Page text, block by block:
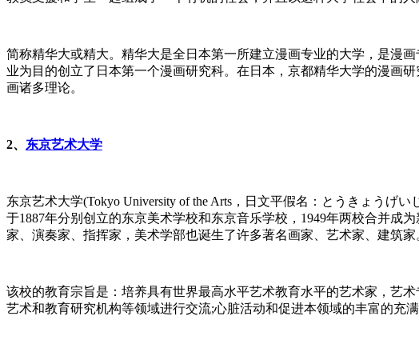
简称精华大或精大。精华大是全日本第一所建立漫画专业的大学，是漫
业为目的创立了日本第一个漫画研究科。在日本，京都精华大学的漫画
画诸多理论。
2、 东京艺术大学
东京艺术大学(Tokyo University of the Arts，日文平假名：とうきょうげ
于1887年分别创立的东京美术学校和东京音乐学校，1949年两校合并成
家、演奏家、指挥家，美术学部也诞生了许多著名画家、艺术家、建筑家
该校的教育宗旨是：培养具有世界最高水平艺术教育水平的艺术家，艺
艺术和教育研究机构等领域进行交流;心脏活动和促进本领域的丰富的充